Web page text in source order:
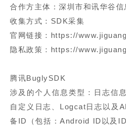
合作方主体：深圳市和讯华谷
收集方式：SDK采集
官网链接：https://
隐私政策：https://
腾讯BuglySDK
涉及的个人信息类型：日志信
自定义日志、Logcat日志以及
备ID（包括：Android ID以及